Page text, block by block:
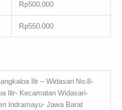
Rp500.000
Rp550.000
Ilir – Widasari No.8-
Ilir- Kecamatan Widasari-
Indramayu- Jawa Barat